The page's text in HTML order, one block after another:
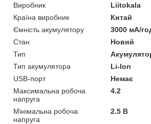
Виробник
Liitokala
Країна виробник
Китай
Ємність акумулятору
3000 мА/
Стан
Новий
Тип
Тип акумулятора
Li-Ion
USB-порт
Немає
Максимальна робоча
напруга
4.2
Мінімальна робоча
напруга
2.5 В